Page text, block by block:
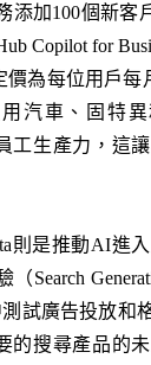
添加100個新客
Copilot for
價為每位用戶每
用汽車、固特
工生產力，這
則是推動AI進
Search
試廣告投放和
的搜尋產品的